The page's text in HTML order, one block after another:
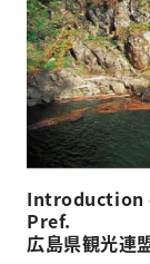
Introduction
Pref.
広島県観光連